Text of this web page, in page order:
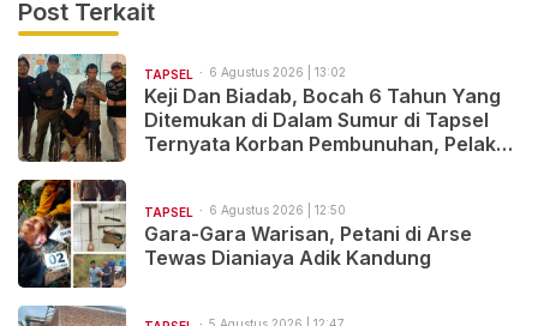
Post Terkait
TAPSEL 6 Agustus 2026 | 13:02
Keji Dan Biadab, Bocah 6 Tahun Yang
Ditemukan di Dalam Sumur di Tapsel
Ternyata Korban Pembunuhan, Pelaku
TAPSEL 6 Agustus 2026 | 12:50
Gara-Gara Warisan, Petani di Arse
Tewas Dianiaya Adik Kandung